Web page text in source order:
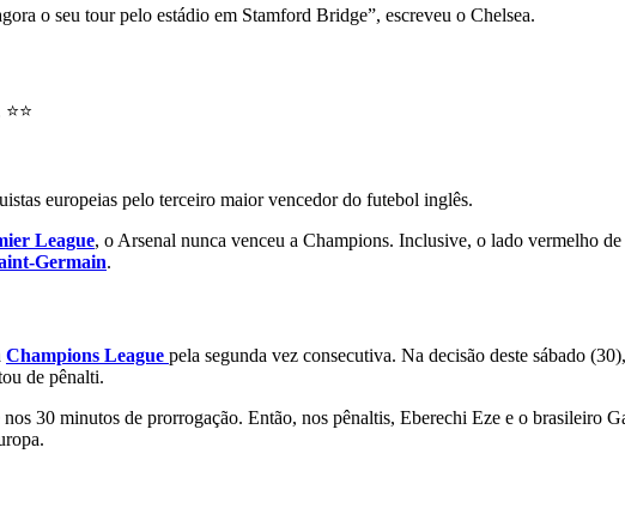
o seu tour pelo estádio em Stamford Bridge”, escreveu o Chelsea.
europeias pelo terceiro maior vencedor do futebol inglês.
League, o Arsenal nunca venceu a Champions. Inclusive, o lado vermelho
Germain.
Champions League pela segunda vez consecutiva. Na decisão deste sábado
de pênalti.
30 minutos de prorrogação. Então, nos pênaltis, Eberechi Eze e o brasileiro